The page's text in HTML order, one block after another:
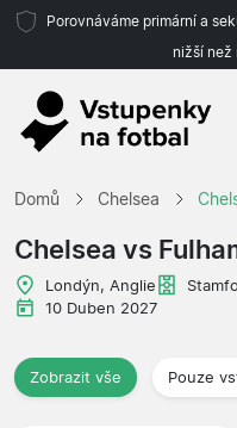
Porovnáváme primární a
nižší než
Domů Chelsea
Chelsea vs
Londýn, Anglie
10 Duben 2027
Zobrazit vše Pouze